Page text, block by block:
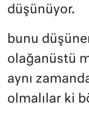
düşünüyor.
bunu
olağanüstü
aynı
olmalılar ki